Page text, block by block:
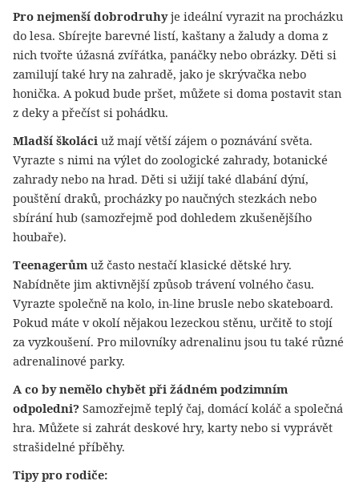
Pro nejmenší dobrodruhyje ideální vyrazit na procházku
do lesa. Sbírejte barevné listí, kaštany a žaludy a doma z
nich tvořte úžasná zvířátka, panáčky nebo obrázky. Děti si
zamilují také hry na zahradě, jako je skrývačka nebo
honička. A pokud bude pršet, můžete si doma postavit stan
z deky a přečíst si pohádku.
Mladší školáci už mají větší zájem o poznávání světa.
Vyrazte s nimi na výlet do zoologické zahrady, botanické
zahrady nebo na hrad. Děti si užijí také dlabání dýní,
pouštění draků, procházky po naučných stezkách nebo
sbírání hub (samozřejmě pod dohledem zkušenějšího
houbaře).
Teenagerům už často nestačí klasické dětské hry.
Nabídněte jim aktivnější způsob trávení volného času.
Vyrazte společně na kolo, in-line brusle nebo skateboard.
Pokud máte v okolí nějakou lezeckou stěnu, určitě to stojí
za vyzkoušení. Pro milovníky adrenalinu jsou tu také různé
adrenalinové parky.
A co by nemělo chybět při žádném podzimním
odpoledni? Samozřejmě teplý čaj, domácí koláč a společná
hra. Můžete si zahrát deskové hry, karty nebo si vyprávět
strašidelné příběhy.
Tipy pro rodiče: